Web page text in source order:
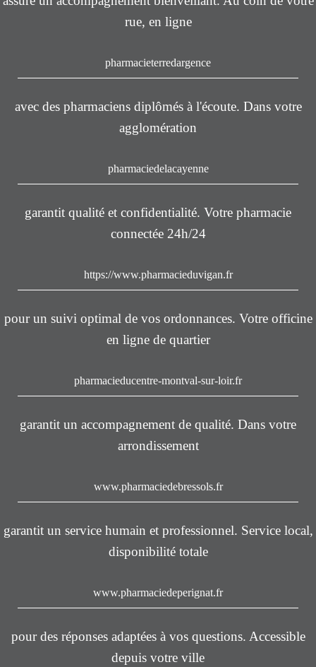
rue, en ligne
pharmacieterredargence
avec des pharmaciens diplômés à l'écoute. Dans votre
agglomération
pharmaciedelacayenne
garantit qualité et confidentialité. Votre pharmacie
connectée 24h/24
https://www.pharmacieduvigan.fr
pour un suivi optimal de vos ordonnances. Votre officine
en ligne de quartier
pharmacieducentre-montval-sur-loir.fr
garantit un accompagnement de qualité. Dans votre
arrondissement
www.pharmaciedebressols.fr
garantit un service humain et professionnel. Service local,
disponibilité totale
www.pharmaciedeperignat.fr
pour des réponses adaptées à vos questions. Accessible
depuis votre ville